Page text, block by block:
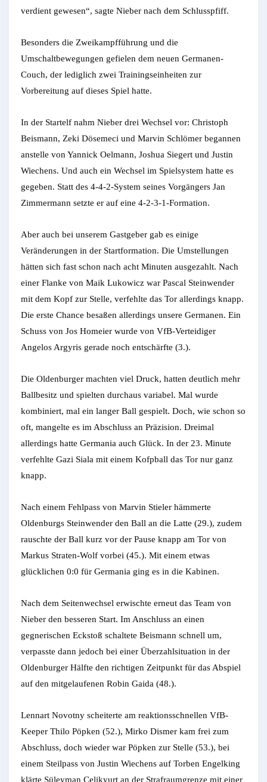
verdient gewesen“, sagte Nieber nach dem Schlusspfiff.
Besonders die Zweikampfführung und die
Umschaltbewegungen gefielen dem neuen Germanen-
Couch, der lediglich zwei Trainingseinheiten zur
Vorbereitung auf dieses Spiel hatte.
In der Startelf nahm Nieber drei Wechsel vor: Christoph
Beismann, Zeki Dösemeci und Marvin Schlömer begannen
anstelle von Yannick Oelmann, Joshua Siegert und Justin
Wiechens. Und auch ein Wechsel im Spielsystem hatte es
gegeben. Statt des 4-4-2-System seines Vorgängers Jan
Zimmermann setzte er auf eine 4-2-3-1-Formation.
Aber auch bei unserem Gastgeber gab es einige
Veränderungen in der Startformation. Die Umstellungen
hätten sich fast schon nach acht Minuten ausgezahlt. Nach
einer Flanke von Maik Lukowicz war Pascal Steinwender
mit dem Kopf zur Stelle, verfehlte das Tor allerdings knapp.
Die erste Chance besaßen allerdings unsere Germanen. Ein
Schuss von Jos Homeier wurde von VfB-Verteidiger
Angelos Argyris gerade noch entschärfte (3.).
Die Oldenburger machten viel Druck, hatten deutlich mehr
Ballbesitz und spielten durchaus variabel. Mal wurde
kombiniert, mal ein langer Ball gespielt. Doch, wie schon so
oft, mangelte es im Abschluss an Präzision. Dreimal
allerdings hatte Germania auch Glück. In der 23. Minute
verfehlte Gazi Siala mit einem Kofpball das Tor nur ganz
knapp.
Nach einem Fehlpass von Marvin Stieler hämmerte
Oldenburgs Steinwender den Ball an die Latte (29.), zudem
rauschte der Ball kurz vor der Pause knapp am Tor von
Markus Straten-Wolf vorbei (45.). Mit einem etwas
glücklichen 0:0 für Germania ging es in die Kabinen.
Nach dem Seitenwechsel erwischte erneut das Team von
Nieber den besseren Start. Im Anschluss an einen
gegnerischen Eckstoß schaltete Beismann schnell um,
verpasste dann jedoch bei einer Überzahlsituation in der
Oldenburger Hälfte den richtigen Zeitpunkt für das Abspiel
auf den mitgelaufenen Robin Gaida (48.).
Lennart Novotny scheiterte am reaktionsschnellen VfB-
Keeper Thilo Pöpken (52.), Mirko Dismer kam frei zum
Abschluss, doch wieder war Pöpken zur Stelle (53.), bei
einem Steilpass von Justin Wiechens auf Torben Engelking
klärte Süleyman Celikyurt an der Strafraumgrenze mit einer